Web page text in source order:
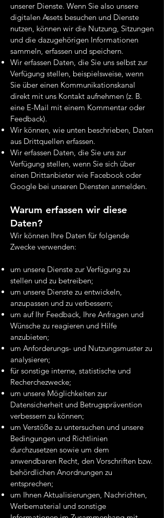
unserer Dienste. Wenn Sie also unsere
digitalen Assets besuchen und Dienste
nutzen, können wir die Nutzung, Sitzungen
und die dazugehörigen Informationen
sammeln, erfassen und speichern.
Wir erfassen Daten, die Sie uns selbst zur
Verfügung stellen, beispielsweise, wenn
Sie über einen Kommunikationskanal
direkt mit uns Kontakt aufnehmen (z. B.
eine E-Mail mit einem Kommentar oder
Feedback).
Wir können, wie unten beschrieben, Daten
aus Drittquellen erfassen.
Wir erfassen Daten, die Sie uns zur
Verfügung stellen, wenn Sie sich über
einen Drittanbieter wie Facebook oder
Google bei unseren Diensten anmelden.
Warum erfassen wir diese
Daten?
Wir können Ihre Daten für folgende
Zwecke verwenden:
um unsere Dienste zur Verfügung zu
stellen und zu betreiben;
um unsere Dienste zu entwickeln,
anzupassen und zu verbessern;
um auf Ihr Feedback, Ihre Anfragen und
Wünsche zu reagieren und Hilfe
anzubieten;
um Anforderungs- und Nutzungsmuster zu
analysieren;
für sonstige interne, statistische und
Recherchezwecke;
um unsere Möglichkeiten zur
Datensicherheit und Betrugsprävention
verbessern zu können;
um Verstöße zu untersuchen und unsere
Bedingungen und Richtlinien
durchzusetzen sowie um dem
anwendbaren Recht, den Vorschriften bzw.
behördlichen Anordnungen zu
entsprechen;
um Ihnen Aktualisierungen, Nachrichten,
Werbematerial und sonstige